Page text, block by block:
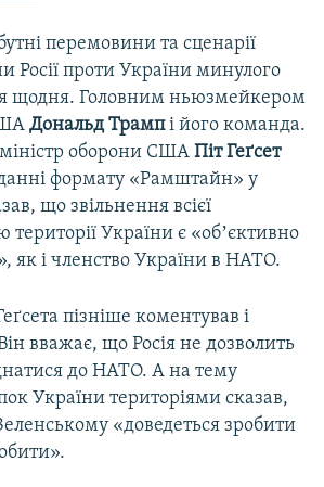
перемовини та сценарії
Росії проти України минулого
щодня. Головним ньюзмейкером
Дональд Трампі його команда.
оборони США Піт Геґсет
формату «Рамштайн» у
що звільнення всієї
території України є «обʼєктивно
як і членство України в НАТО.
пізніше коментував і
вважає, що Росія не дозволить
до НАТО. А на тему
України територіями сказав,
«доведеться зробити